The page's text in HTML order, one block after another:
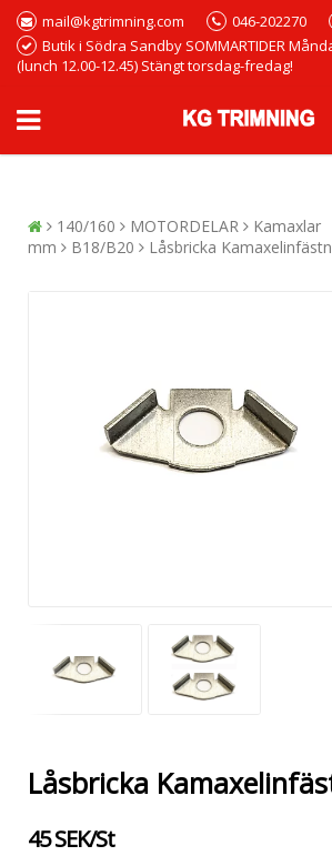
mail@kgtrimning.com 046-202270
Butik i Södra Sandby SOMMARTIDER
(lunch 12.00-12.45) Stängt torsdag-fredag!
140/160 MOTORDELAR
Kamaxlar
mm
B18/B20 Låsbricka
Låsbricka
45 SEK/St